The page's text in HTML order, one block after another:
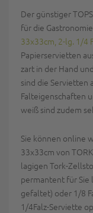
Der günstiger
für die
33x33cm, 2-lg. 1/4
Papierservietten
zart in der Hand
sind die Servietten
Falteigenschaften
weiß sind zudem
Sie können online
33x33cm von
lagigen Tork-
permantent für Sie
gefaltet) oder 1/8
1/4Falz-Serviette